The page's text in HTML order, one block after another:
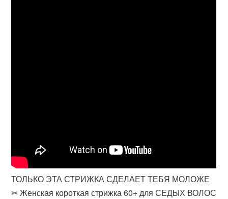
ТОЛЬКО ЭТА СТРИЖКА СДЕЛАЕТ ТЕБЯ МОЛОЖЕ
✂ Женская короткая стрижка 60+ для СЕДЫХ ВОЛОС